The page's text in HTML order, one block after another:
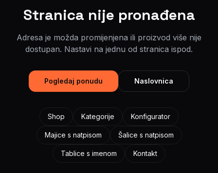
Stranica nije pronađena
Adresa je možda promijenjena ili proizvod više nije
dostupan. Nastavi na jednu od stranica ispod.
Pogledaj ponudu Naslovnica
Shop Kategorije Konfigurator
Majice s natpisom Šalice s natpisom
Tablice s imenom Kontakt